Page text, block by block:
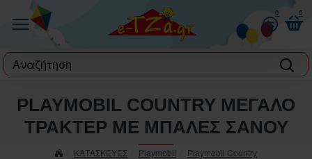
0 0
label
ΚΑΤΑΣΚΕΥΕΣ Playmobil Playmobil Country
PLAYMOBIL COUNTRY ΜΕΓΑΛΟ
ΤΡΑΚΤΕΡ ΜΕ ΜΠΑΛΕΣ ΣΑΝΟΥ